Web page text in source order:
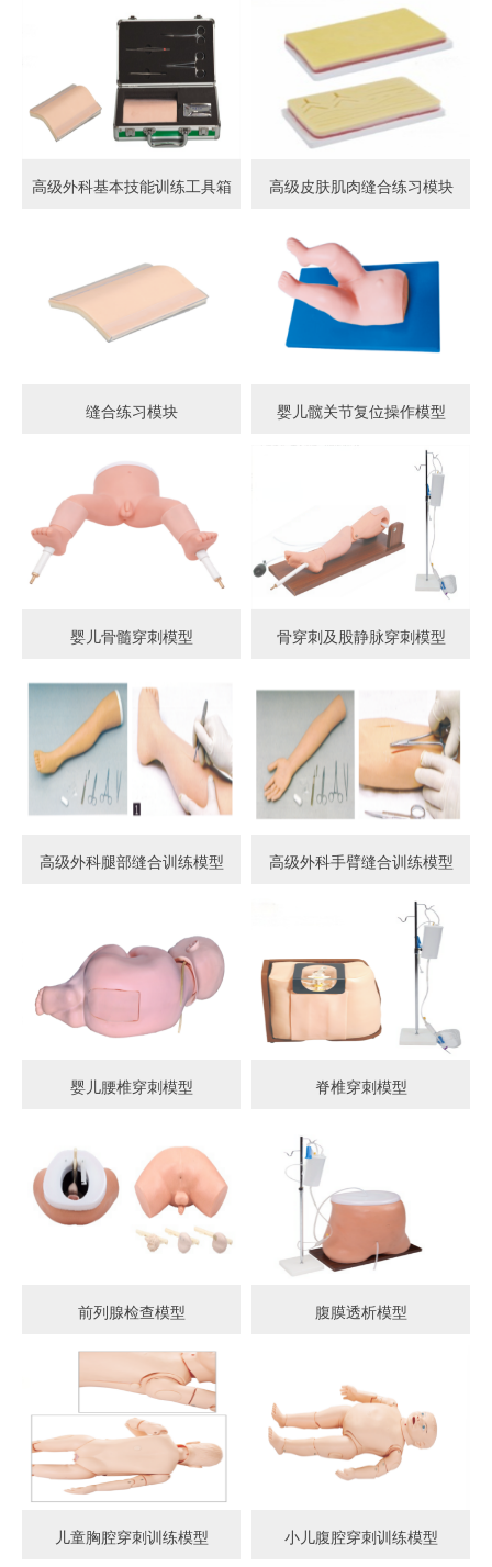
高级外科基本技能训练工具箱 高级皮肤肌肉缝合练习模块
缝合练习模块 婴儿髋关节复位操作模型
婴儿骨髓穿刺模型 骨穿刺及股静脉穿刺模型
高级外科腿部缝合训练模型 高级外科手臂缝合训练模型
婴儿腰椎穿刺模型 脊椎穿刺模型
前列腺检查模型 腹膜透析模型
儿童胸腔穿刺训练模型 小儿腹腔穿刺训练模型